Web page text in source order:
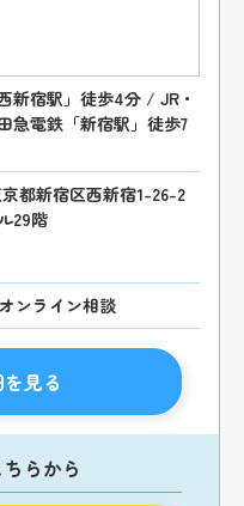
新宿駅」徒歩4分 / JR・
急電鉄「新宿駅」徒歩7
都新宿区西新宿1-26-2
29階
ンライン相談
見る
らから